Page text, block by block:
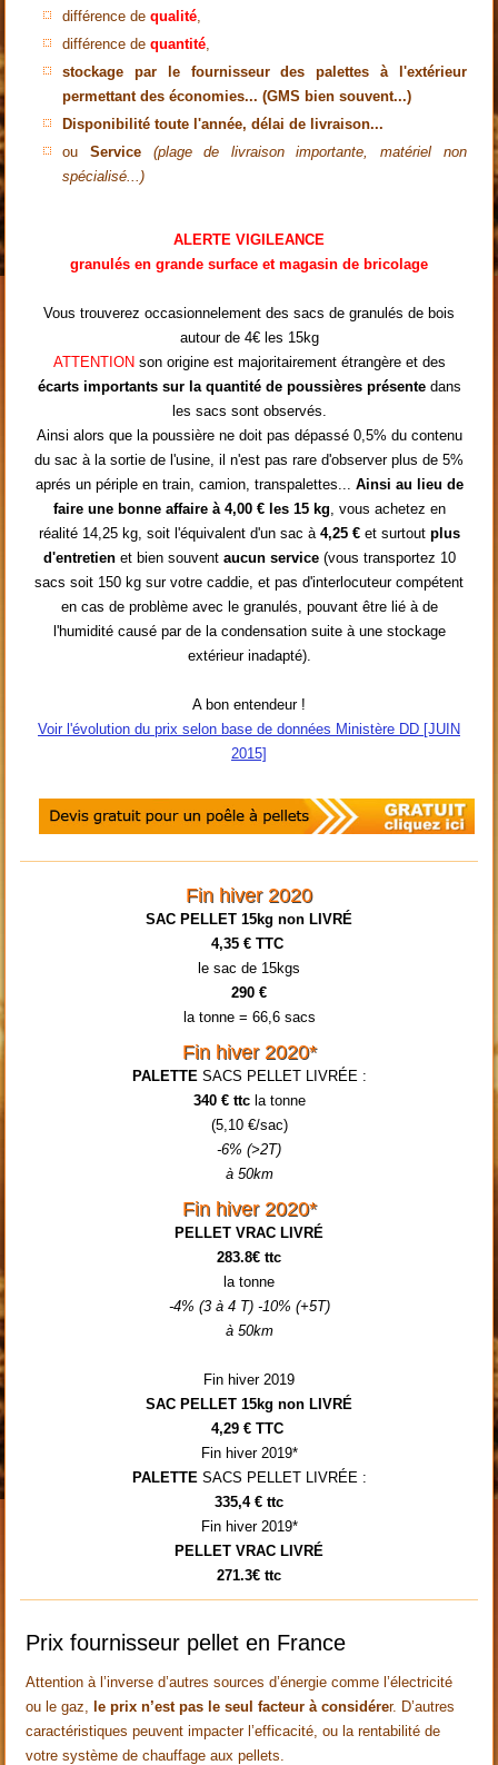
différence dequalité
différence dequantité
stockage par le fournisseur des palettes à l'extérieur
permettant des économies... (GMS bien souvent...)
Disponibilité toute l'année, délai de livraison...
ouService (plage de livraison importante, matériel non
spécialisé...)
ALERTE VIGILEANCE
granulés en grande surface et magasin de bricolage
Vous trouverez occasionnelement des sacs de granulés de bois
autour de 4€ les 15kg
ATTENTION son origine est majoritairement étrangère et des
écarts importants sur la quantité de poussières présentedans
les sacs sont observés.
Ainsi alors que la poussière ne doit pas dépassé 0,5% du contenu
du sac à la sortie de l'usine, il n'est pas rare d'observer plus de 5%
aprés un périple en train, camion, transpalettes...
Ainsi au lieu de
faire une bonne affaire à 4,00 € les 15 kg , vous achetez en
réalité 14,25 kg, soit l'équivalent d'un sac à 4,25 €et surtout plus
d'entretienet bien souvent aucun service (vous transportez 10
sacs soit 150 kg sur votre caddie, et pas d'interlocuteur compétent
en cas de problème avec le granulés, pouvant être lié à de
l'humidité causé par de la condensation suite à une stockage
extérieur inadapté).
A bon entendeur !
Voir l'évolution du prix selon base de données Ministère DD [JUIN
2015]
Fin hiver 2020
SAC PELLET 15kg non LIVRÉ
4,35 € TTC
le sac de 15kgs
290 €
la tonne = 66,6 sacs
Fin hiver 2020*
PALETTE SACS PELLET LIVRÉE :
340 € ttcla tonne
(5,10 €/sac)
-6% (>2T)
à 50km
Fin hiver 2020*
PELLET VRAC LIVRÉ
283.8€ ttc
la tonne
-4% (3 à 4 T) -10% (+5T)
à 50km
Fin hiver 2019
SAC PELLET 15kg non LIVRÉ
4,29 € TTC
Fin hiver 2019*
PALETTE SACS PELLET LIVRÉE :
335,4 € ttc
Fin hiver 2019*
PELLET VRAC LIVRÉ
271.3€ ttc
Prix fournisseur pellet en France
Attention à l’inverse d’autres sources d’énergie comme l’électricité
ou le gaz,le prix n’est pas le seul facteur à considérer. D’autres
caractéristiques peuvent impacter l’efficacité, ou la rentabilité de
votre système de chauffage aux pellets.